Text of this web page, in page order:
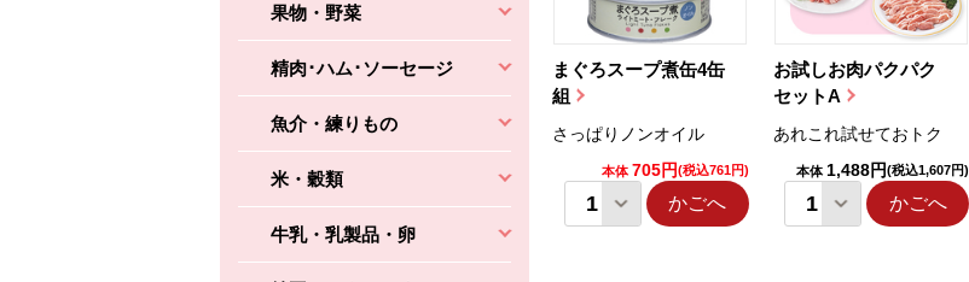
果物・野菜
精肉･ハム･ソーセージ
魚介・練りもの
米・穀類
牛乳・乳製品・卵
まぐろスープ煮缶4缶
組
さっぱりノンオイル
本体 705円(税込761円)
かごへ
お試しお肉パクパク
セットA
あれこれ試せておトク
本体 1,488円(税込1,607円)
かごへ
ちょこっと揚げ（香
えびの風味がぶわっ！
(税込356円)
かごへ
バルサミコ
かごへ